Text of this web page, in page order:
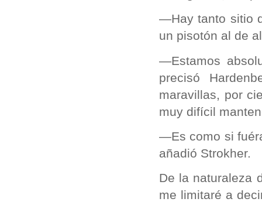
—Hay tanto sitio
un pisotón al de
—Estamos
precisó
maravillas, por
muy difícil
—Es como si
añadió Strokher.
De la naturaleza
me limitaré a